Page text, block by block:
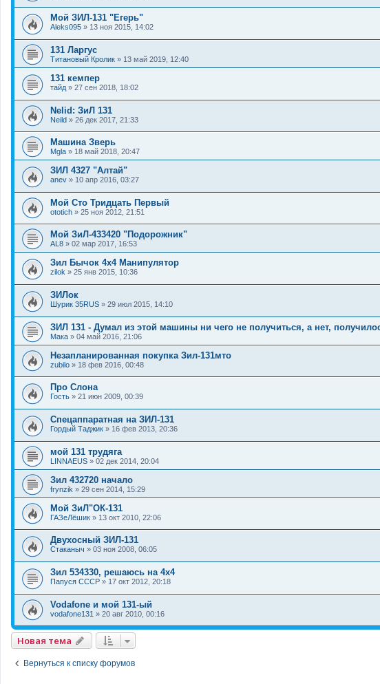
Мой ЗИЛ-131 "Егерь"
Aleks095 » 13 ноя 2015, 14:02
131 Ларгус
Титановый Кролик » 13 май 2019, 12:40
131 кемпер
тайд » 27 сен 2018, 18:02
Nelid: ЗиЛ 131
Neild » 26 дек 2017, 21:33
Машина Зверь
Mgla » 18 май 2018, 20:47
ЗИЛ 4327 "Алтай"
anev » 10 апр 2016, 03:27
Мой Сто Тридцать Первый
ototich » 25 ноя 2012, 21:51
Мой ЗиЛ-433420 "Подорожник"
AL8 » 02 мар 2017, 16:53
Зил Бычок 4х4 Манипулятор
zilok » 25 янв 2015, 10:36
ЗИЛок
Шурик 35RUS » 29 июл 2015, 14:10
ЗИЛ 131 - Думал из этой машины ни чего не получиться, а нет,
Мака » 04 май 2016, 21:06
Незапланированная покупка Зил-131мто
zubilo » 18 фев 2016, 00:48
Про Слона
Гость » 21 июн 2009, 00:39
Спецаппаратная на ЗИЛ-131
Гордый Таджик » 16 фев 2013, 20:36
мой 131 трудяга
LINNAEUS » 02 дек 2014, 20:04
Зил 432720 начало
frynzik » 29 сен 2014, 15:29
Мой ЗиЛ"ОК-131
ГАЗеЛёшик » 13 окт 2010, 22:06
Двухосный ЗИЛ-131
Стаканыч » 03 ноя 2008, 06:05
Зил 534330, решаюсь на 4х4
Папуся СССР » 17 окт 2012, 20:18
Vodafone и мой 131-ый
vodafone131 » 20 авг 2010, 00:16
Новая тема
Вернуться к списку форумов